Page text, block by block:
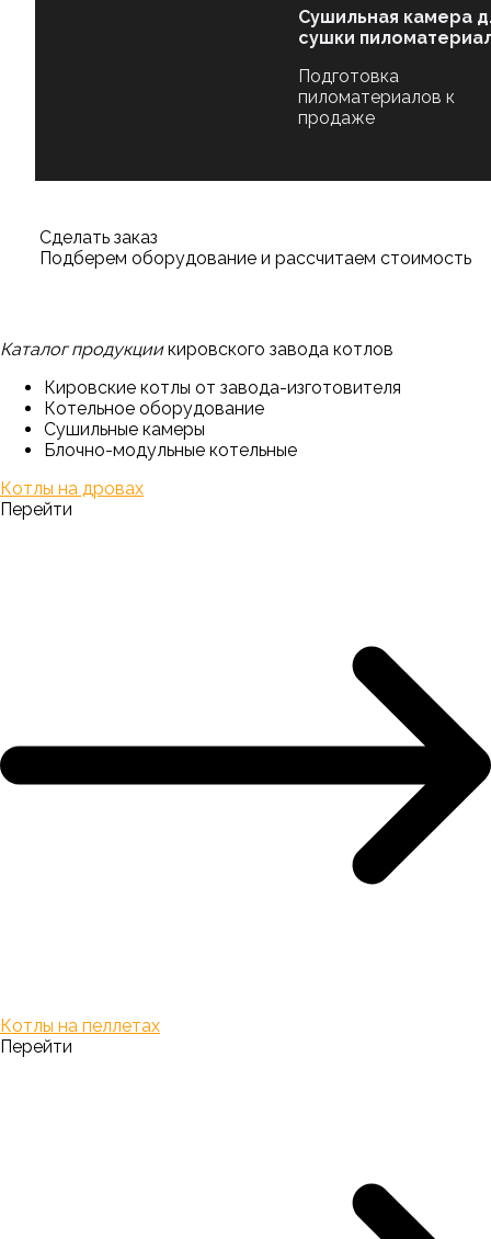
Сушильная камера
сушки
Подготовка
пиломатериалов к
продаже
Сделать заказ
Подберем оборудование и рассчитаем стоимость
Каталог продукциикировского завода котлов
Кировские котлы от завода-изготовителя
Котельное оборудование
Сушильные камеры
Блочно-модульные котельные
Котлы на дровах
Перейти
Котлы на пеллетах
Перейти